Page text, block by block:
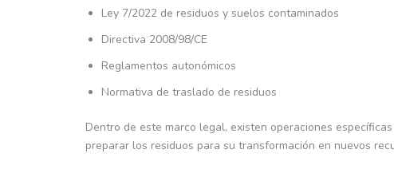
Ley 7/2022 de residuos y suelos contaminados
Directiva 2008/98/CE
Reglamentos autonómicos
Normativa de traslado de residuos
Dentro de este marco legal, existen operaciones
preparar los residuos para su transformación en nuevos